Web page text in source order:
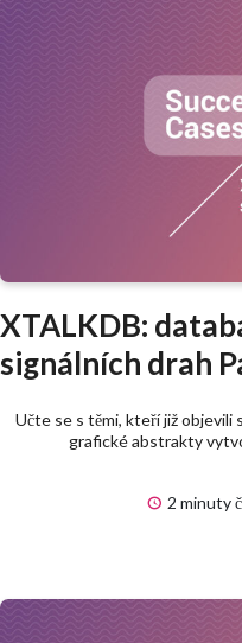
XTALKDB:
signálních drah
Učte se s těmi, kteří již
grafické abstrakty
2 minuty